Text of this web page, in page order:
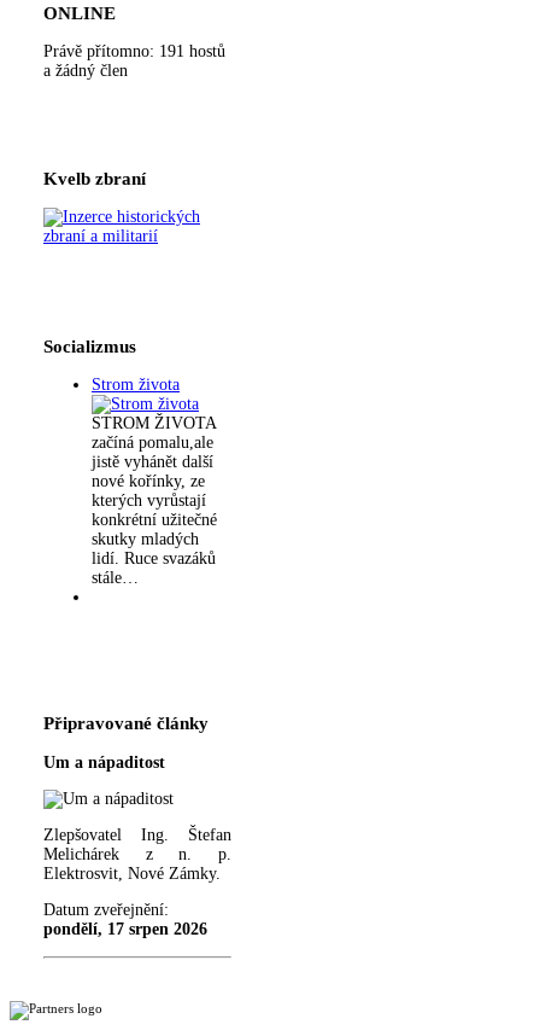
ONLINE
Právě přítomno: 191 hostů
a žádný člen
Kvelb zbraní
Socializmus
Strom života
STROM ŽIVOTA
začíná pomalu,ale
jistě vyhánět další
nové kořínky, ze
kterých vyrůstají
konkrétní užitečné
skutky mladých
lidí. Ruce svazáků
stále…
Připravované články
Um a nápaditost
Zlepšovatel Ing. Štefan
Melichárek z n. p.
Elektrosvit, Nové Zámky.
Datum zveřejnění:
pondělí, 17 srpen 2026